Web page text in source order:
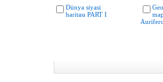
Dünya siyasi
haritası PART I